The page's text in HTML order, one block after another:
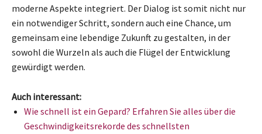
moderne Aspekte integriert. Der Dialog ist somit nicht nur
ein notwendiger Schritt, sondern auch eine Chance, um
gemeinsam eine lebendige Zukunft zu gestalten, in der
sowohl die Wurzeln als auch die Flügel der Entwicklung
gewürdigt werden.
Auch interessant:
Wie schnell ist ein Gepard? Erfahren Sie alles über die
Geschwindigkeitsrekorde des schnellsten